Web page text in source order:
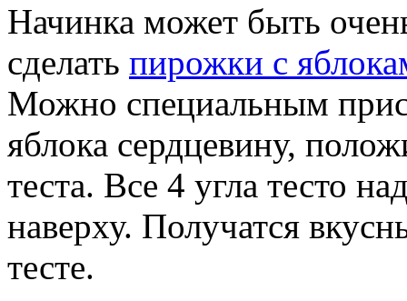
Начинка может быть
сделать пирожки с
Можно специальным
яблока сердцевину,
теста. Все 4 угла тесто
наверху. Получатся
тесте.